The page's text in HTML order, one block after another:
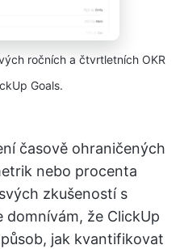
ročních a čtvrtletních OKR
Goals.
časově ohraničených
nebo procenta
zkušeností s
domnívám, že ClickUp
jak kvantifikovat